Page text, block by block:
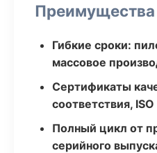
Гибкие сроки:
массовое
Сертификаты
соответствия,
Полный цикл от
серийного